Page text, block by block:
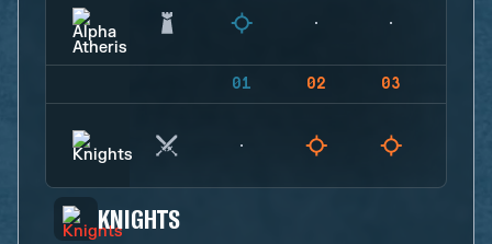
01 02 03
KNIGHTS